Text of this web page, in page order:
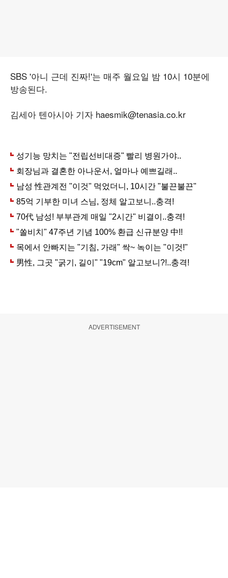
SBS '아니 근데 진짜!'는 매주 월요일 밤 10시 10분에
방송된다.
김세아 텐아시아 기자 haesmik@tenasia.co.kr
ADVERTISEMENT